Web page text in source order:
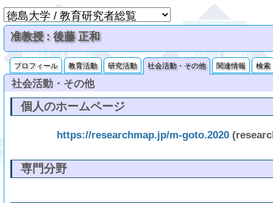
准教授 : 後藤 正和
プロフィール 教育活動 研究活動 社会活動・その他 関連情報 検索
社会活動・その他
個人のホームページ
https://researchmap.jp/m-goto.2020
専門分野